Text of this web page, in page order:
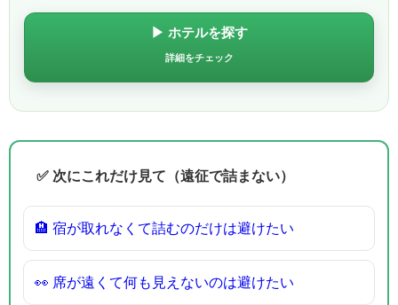
▶ ホテルを探す
詳細をチェック
✅ 次にこれだけ見て（遠征で詰まない）
🏨 宿が取れなくて詰むのだけは避けたい
👀 席が遠くて何も見えないのは避けたい